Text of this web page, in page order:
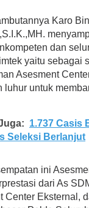
S
u
l
t
a
A
s
P
s
a
s
Karo
dan
yaitu sebagai
Asesment
luhur untuk
1.737 Casis
Seleksi Berlanjut
ini
dari As
Center Eksternal,